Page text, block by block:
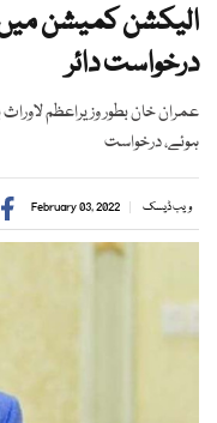
الیکشن کمیشن میں
درخواست دائر
عمران خان بطور وزیراعظم
ہوئے، درخواست
ویب ڈیسک February 03, 2022